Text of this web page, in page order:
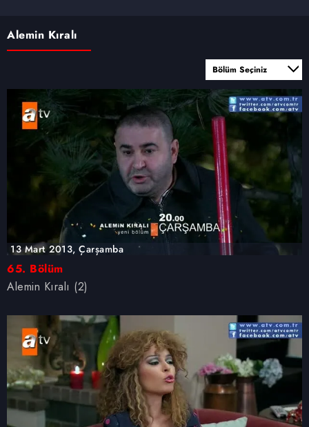
Alemin Kıralı
13 Mart 2013, Çarşamba
65. Bölüm
Alemin Kıralı (2)